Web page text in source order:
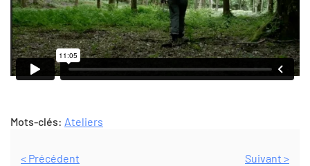
Mots-clés: Ateliers
< Précédent Suivant >